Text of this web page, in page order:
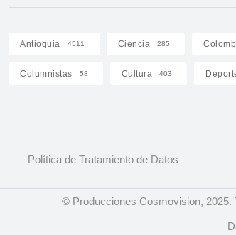
Antioquia 4511 Ciencia 285
Columnistas 58 Cultura 403
Política de Tratamiento de Datos
© Producciones Cosmovision, 2025.